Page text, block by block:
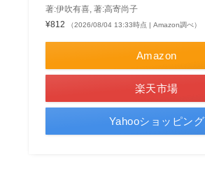
著:伊吹有喜, 著:高寄尚子
¥812
（2026/08/04 13:33時点 | Amazon調べ）
Amazon
楽天市場
Yahooショッピング